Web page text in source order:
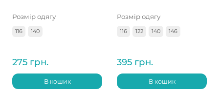
Розмір одягу
116 140
275 грн.
В кошик
Розмір одягу
116 122 140 146
395 грн.
В кошик